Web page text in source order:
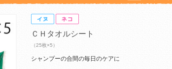
ＣＨタオルシート
（25枚×5）
シャンプーの合間の毎日のケアに